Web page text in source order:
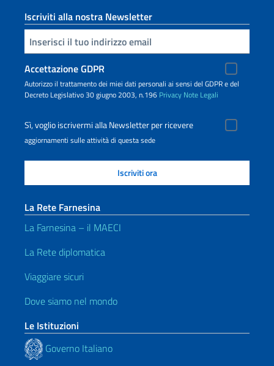
Iscriviti alla nostra Newsletter
Inserisci la tua email
Accettazione GDPR
Autorizzo il trattamento dei miei dati personali ai sensi del GDPR e del
Decreto Legislativo 30 giugno 2003, n.196 Privacy Note Legali
Sì, voglio iscrivermi alla Newsletter per ricevere
aggiornamenti sulle attività di questa sede
La Rete Farnesina
La Farnesina – il MAECI
La Rete diplomatica
Viaggiare sicuri
Dove siamo nel mondo
Le Istituzioni
Governo Italiano